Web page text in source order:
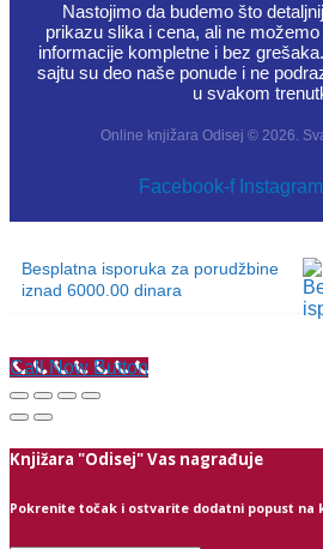
Nastojimo da budemo što
prikazu slika i cena, ali ne
informacije kompletne i bez
sajtu su deo naše ponude i ne
u svakom
Online knjižara Odisej © 2026.
Facebook-f Instagram
Besplatna isporuka za porudžbine
iznad 6000.00 dinara
Call Now Button
Knjižara "Odisej" Vas nagrađuje
Pokrenite točak i ostvarite dodatni popust na